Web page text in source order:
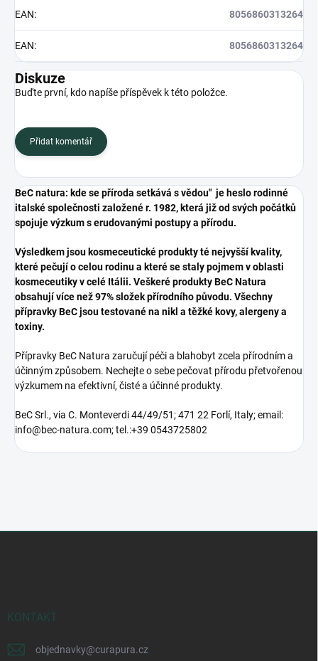
EAN: 8056860313264
EAN: 8056860313264
Diskuze
Buďte první, kdo napíše příspěvek k této položce.
Přidat komentář
BeC natura: kde se příroda setkává s vědou" je heslo rodinné
italské společnosti založené r. 1982, která již od svých počátků
spojuje výzkum s erudovanými postupy a přírodu.
Výsledkem jsou kosmeceutické produkty té nejvyšší kvality,
které pečují o celou rodinu a které se staly pojmem v oblasti
kosmeceutiky v celé Itálii. Veškeré produkty BeC Natura
obsahují více než 97% složek přírodního původu. Všechny
přípravky BeC jsou testované na nikl a těžké kovy, alergeny a
toxiny.
Přípravky BeC Natura zaručují péči a blahobyt zcela přírodním a
účinným způsobem. Nechejte o sebe pečovat přírodu přetvořenou
výzkumem na efektivní, čisté a účinné produkty.
BeC Srl., via C. Monteverdi 44/49/51; 471 22 Forlí, Italy; email:
info@bec-natura.com; tel.:+39 0543725802
KONTAKT
objednavky@curapura.cz